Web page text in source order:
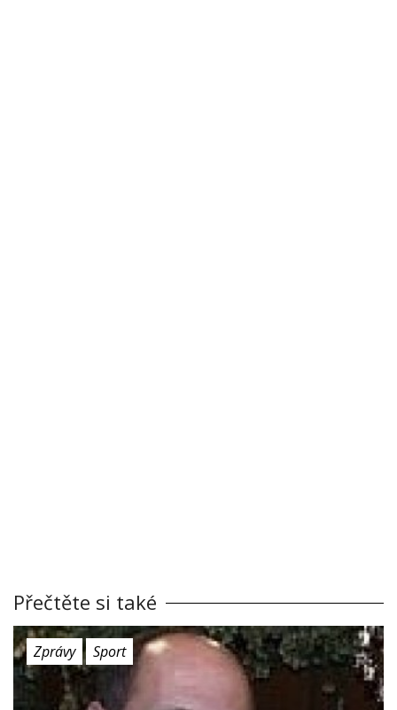
Přečtěte si také
Zprávy Sport